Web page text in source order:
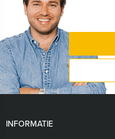
INFORMATIE